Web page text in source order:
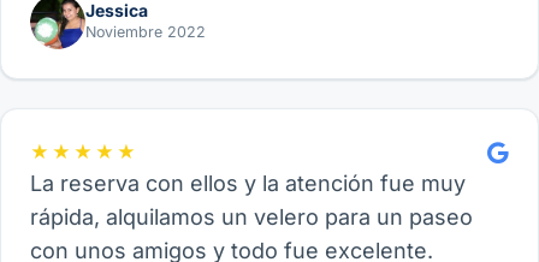
Jessica
Noviembre 2022
★★★★★
La reserva con ellos y la atención fue muy
rápida, alquilamos un velero para un paseo
con unos amigos y todo fue excelente.